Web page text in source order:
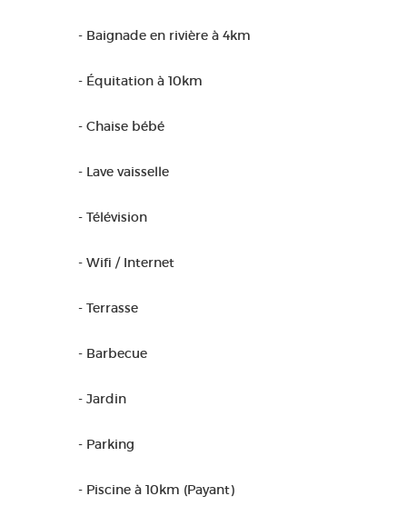
- Baignade en rivière à 4km
- Équitation à 10km
- Chaise bébé
- Lave vaisselle
- Télévision
- Wifi / Internet
- Terrasse
- Barbecue
- Jardin
- Parking
- Piscine à 10km (Payant)